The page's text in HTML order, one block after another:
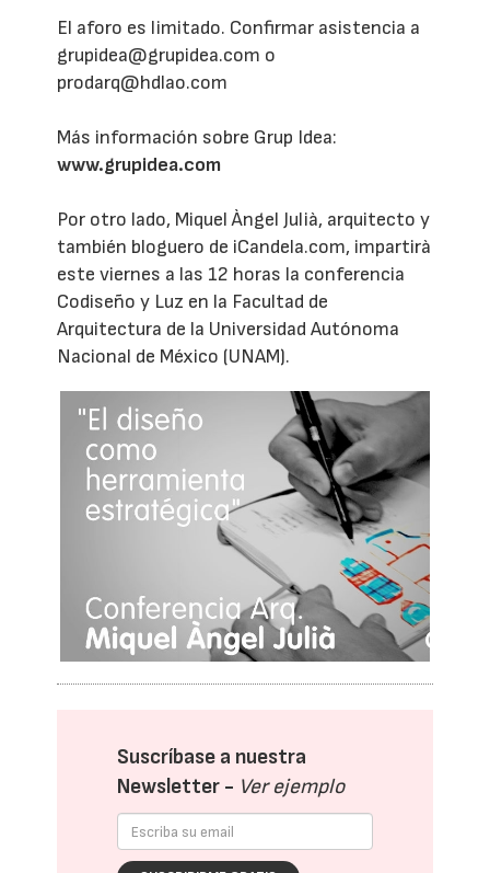
El aforo es limitado. Confirmar asistencia a
grupidea@grupidea.com o
prodarq@hdlao.com
Más información sobre Grup Idea:
www.grupidea.com
Por otro lado, Miquel Àngel Julià, arquitecto y
también bloguero de iCandela.com, impartirà
este viernes a las 12 horas la conferencia
Codiseño y Luz en la Facultad de
Arquitectura de la Universidad Autónoma
Nacional de México (UNAM).
Suscríbase a nuestra
Newsletter - Ver ejemplo